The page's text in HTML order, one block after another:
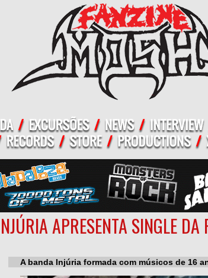
APRESENTA SINGLE DA
A banda Injúria formada com músicos de 16